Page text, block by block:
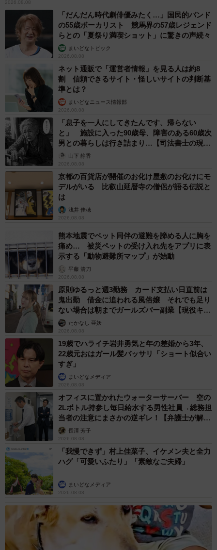
2026.08.08
「だんだん時代劇俳優みたく…」国民的バンド
の55歳ボーカリスト 競馬界の57歳レジェンド
らとの「夏祭り満喫ショット」に驚きの声続々
まいどなトピック
2026.08.08
ネット通販で「運営者情報」を見る人は約8
割 信頼できるサイト・怪しいサイトの判断基
準とは？
まいどなニュース情報部
2026.08.08
「息子を一人にしてきたんです、帰らない
と」 施設に入った90歳母、障害のある60歳次
男との暮らしは行き詰まり…【司法書士の現場
から】山下 静香
2026.08.08
京都の百貨店が開催のお化け屋敷のお化けにモ
デルがいる 比叡山延暦寺の僧侶が語る伝説と
は
浅井 佳穂
2026.08.08
熊本地震でペット同伴の避難を諦める人に胸を
痛め… 被災ペットの受け入れ先をアプリに表
示する「動物避難所マップ」が始動
平藤 清刀
2026.08.08
原則ゆるっと週3勤務 カード支払い日直前は
鬼出勤 借金に追われる風俗嬢 それでも足り
ない場合は朝までガールズバー副業【現役キャ
ストに取材】
たかなし 亜妖
2026.08.08
19歳でハライチ岩井勇気と年の差婚から3年、
22歳元おはガール髪バッサリ「ショート似合い
すぎ」
まいどなメディア
2026.08.08
オフィスに置かれたウォーターサーバー 空の
2Lボトル持参し毎日給水する男性社員→総務担
当者の注意にまさかの逆ギレ！【弁護士が解
説】長澤 芳子
2026.08.08
「我慢できず」村上佳菜子、イケメン夫と全力
ハグ「可愛いふたり」「素敵なご夫婦」
まいどなメディア
2026.08.08